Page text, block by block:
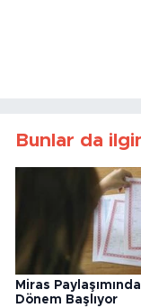
Bunlar da
Miras
Dönem Başlıyor